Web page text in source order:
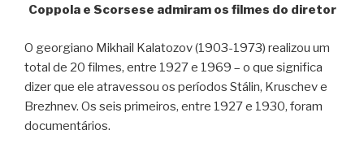
Coppola e Scorsese admiram os filmes do diretor
O georgiano Mikhail Kalatozov (1903-1973) realizou um
total de 20 filmes, entre 1927 e 1969 – o que significa
dizer que ele atravessou os períodos Stálin, Kruschev e
Brezhnev. Os seis primeiros, entre 1927 e 1930, foram
documentários.